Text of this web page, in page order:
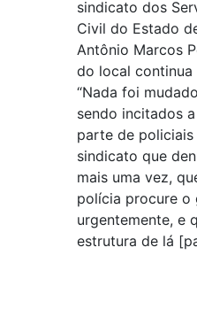
sindicato dos
Civil do Estado
Antônio Marcos
do local continua
“Nada foi
sendo incitados
parte de
sindicato que
mais uma vez,
polícia procure o
urgentemente, e
estrutura de lá